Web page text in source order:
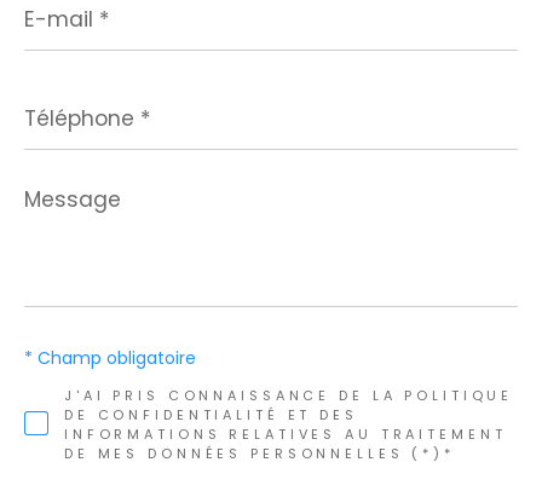
mail
*
*
Message
*
J'AI PRIS CONNAISSANCE DE LA POLITIQUE
DE CONFIDENTIALITÉ ET DES
INFORMATIONS RELATIVES AU TRAITEMENT
DE MES DONNÉES PERSONNELLES (*)*
* Champ obligatoire